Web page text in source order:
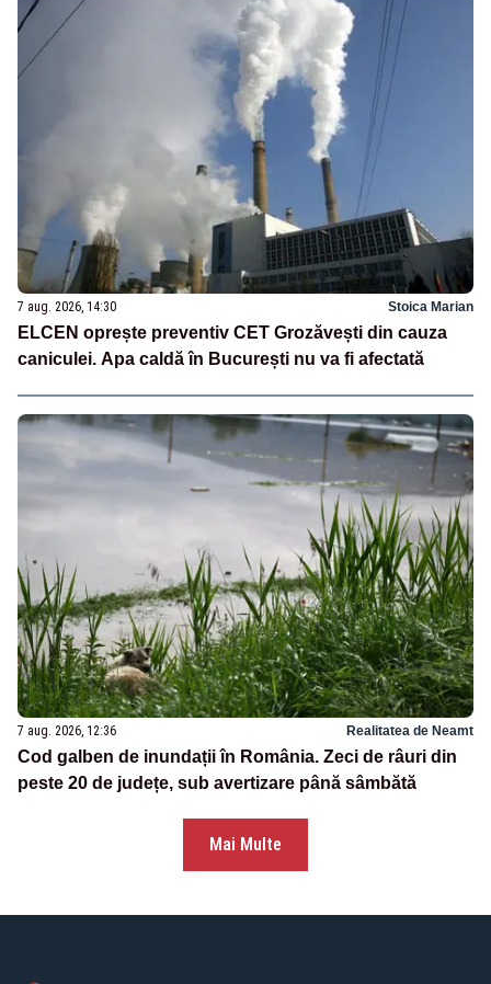
7 aug. 2026, 14:30 Stoica Marian
ELCEN oprește preventiv CET Grozăvești din cauza
caniculei. Apa caldă în București nu va fi afectată
7 aug. 2026, 12:36 Realitatea de Neamt
Cod galben de inundații în România. Zeci de râuri din
peste 20 de județe, sub avertizare până sâmbătă
Mai Multe